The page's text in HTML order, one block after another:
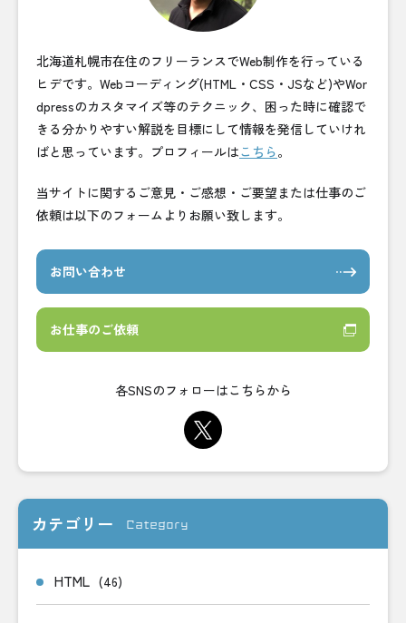
北海道札幌市在住のフリーランスでWeb制作を行っている
ヒデです。Webコーディング(HTML・CSS・JSなど)やWor
dpressのカスタマイズ等のテクニック、困った時に確認で
きる分かりやすい解説を目標にして情報を発信していけれ
ばと思っています。プロフィールはこちら。
当サイトに関するご意見・ご感想・ご要望または仕事のご
依頼は以下のフォームよりお願い致します。
お問い合わせ
お仕事のご依頼
各SNSのフォローはこちらから
カテゴリー Category
HTML (46)